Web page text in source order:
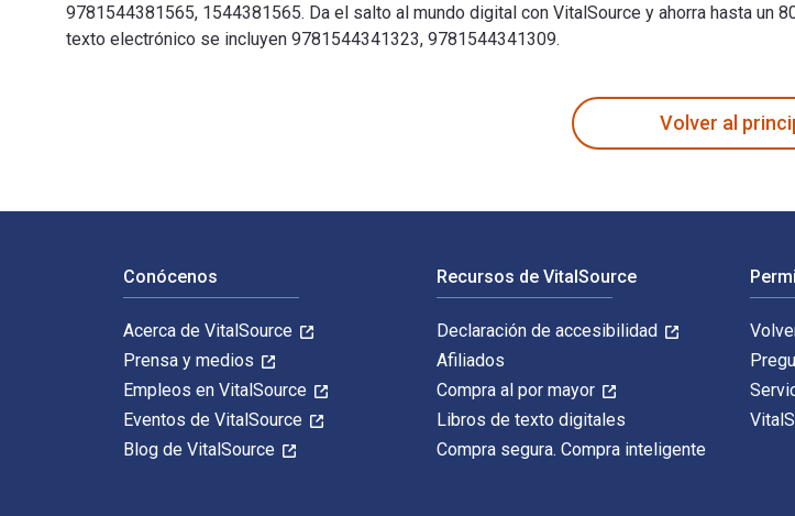
9781544381565, 1544381565. Da el salto al mundo digital con VitalSource y ahorra hasta un
texto electrónico se incluyen 9781544341323, 9781544341309.
Volver al
Conócenos
Acerca de VitalSource
Prensa y medios
Empleos en VitalSource
Eventos de VitalSource
Blog de VitalSource
Recursos de VitalSource
Declaración de accesibilidad
Afiliados
Compra al por mayor
Libros de texto digitales
Compra segura. Compra inteligente